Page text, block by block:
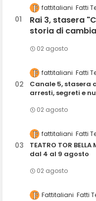
fattitaliani Fatti
Rai 3, stasera
storia di
02 agosto
fattitaliani Fatti
Canale 5, stasera
arresti, segreti e
02 agosto
fattitaliani Fatti
TEATRO TOR
dal 4 al 9 agosto
02 agosto
Fattitaliani Fatti